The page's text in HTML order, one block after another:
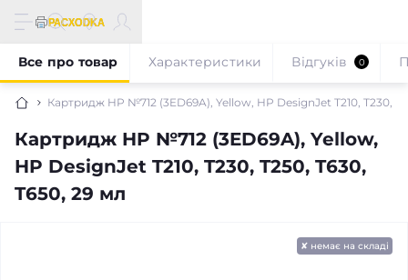
Картридж HP №712 (3ED69A), Yellow, HP DesignJet T210, T230,
Картридж HP №712 (3ED69A), Yellow,
HP DesignJet T210, T230, T250, T630,
T650, 29 мл
Все про товар Характеристики Відгуків 0
✘ немає на складі